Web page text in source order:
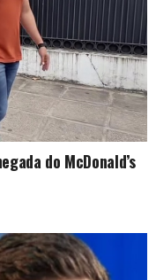
do McDonald’s